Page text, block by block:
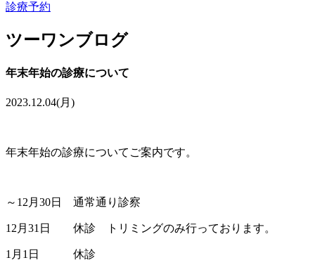
診療予約
ツーワンブログ
年末年始の診療について
2023.12.04(月)
年末年始の診療についてご案内です。
～12月30日 通常通り診察
12月31日 休診 トリミングのみ行っております。
1月1日 休診